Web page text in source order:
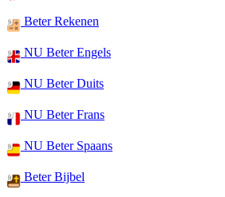
Beter Rekenen
NU Beter Engels
NU Beter Duits
NU Beter Frans
NU Beter Spaans
Beter Bijbel